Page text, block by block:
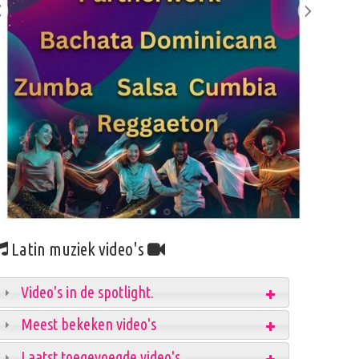
Latin muziek video's
Video's in de spotlight.
Meest bekeken video's